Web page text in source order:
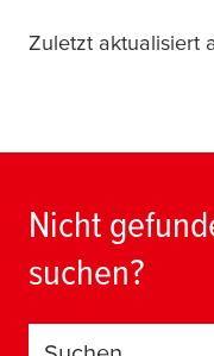
Zuletzt aktualisiert
Nicht
suchen?